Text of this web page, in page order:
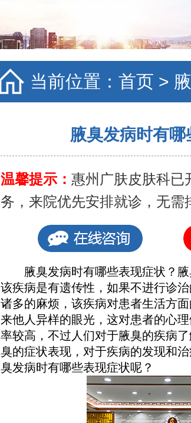
当前位置： 首页 >
腋臭发病时有
温馨提示： 惠州广肤皮肤科已
务，来院优先安排就诊，无需
腋臭发病时有哪些表现症状？腋
该疾病是有遗传性，如果不进行诊
诸多的麻烦，该疾病对患者生活方
来他人异样的眼光，这对患者的心
率较高，不过人们对于腋臭的疾病
臭的症状表现，对于疾病的发现和
臭发病时有哪些表现症状呢？